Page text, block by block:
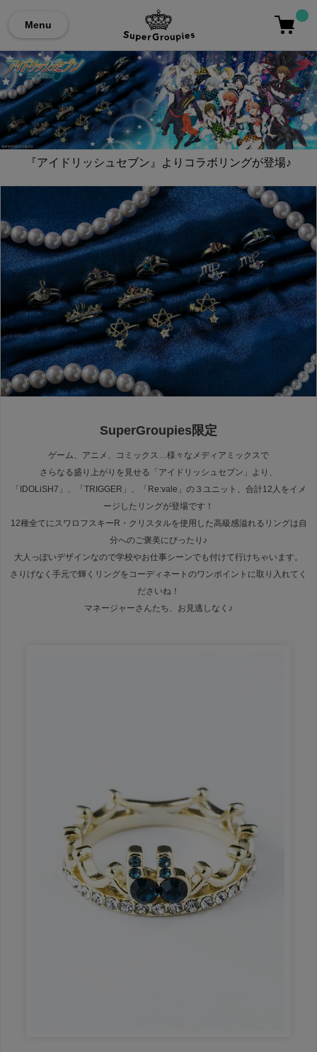
Menu
『アイドリッシュセブン』よりコラボリングが登場♪
SuperGroupies限定
ゲーム、アニメ、コミックス…様々なメディアミックスで
さらなる盛り上がりを見せる「アイドリッシュセブン」より、
「IDOLiSH7」、「TRIGGER」、「Re:vale」の３ユニット、合計12人をイメ
ージしたリングが登場です！
12種全てにスワロフスキーR・クリスタルを使用した高級感溢れるリングは自
分へのご褒美にぴったり♪
大人っぽいデザインなので学校やお仕事シーンでも付けて行けちゃいます。
さりげなく手元で輝くリングをコーディネートのワンポイントに取り入れてく
ださいね！
マネージャーさんたち、お見逃しなく♪